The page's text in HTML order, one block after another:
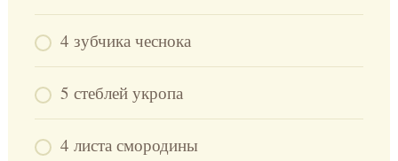
4 зубчика чеснока
5 стеблей укропа
4 листа смородины